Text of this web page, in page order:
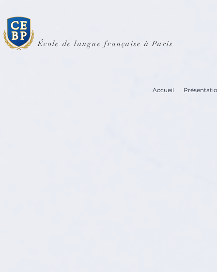
École de langue française à Paris
Accueil